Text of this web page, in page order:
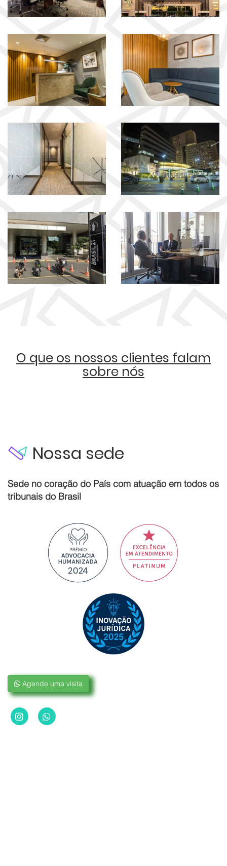
O que os nossos clientes falam
sobre nós
Nossa sede
Sede no coração do País com atuação em todos os
tribunais do Brasil
Agende uma visita